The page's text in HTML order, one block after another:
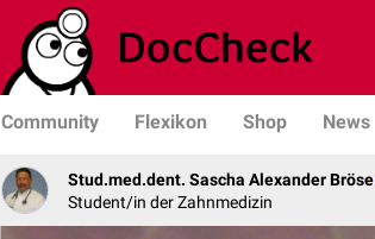
Community Flexikon Shop News
Stud.med.dent. Sascha Alexander Bröse
Student/in der Zahnmedizin